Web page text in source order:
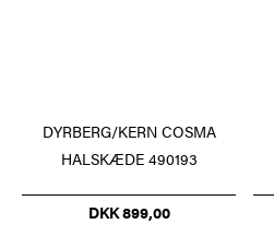
DYRBERG/KERN COSMA
HALSKÆDE 490193
DKK 899,00